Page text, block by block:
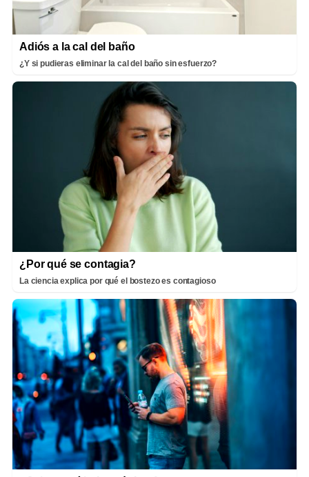
Adiós a la cal del baño
¿Y si pudieras eliminar la cal del baño sin esfuerzo?
¿Por qué se contagia?
La ciencia explica por qué el bostezo es contagioso